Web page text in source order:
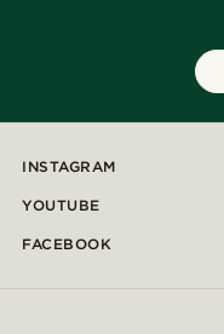
INSTAGRAM
YOUTUBE
FACEBOOK